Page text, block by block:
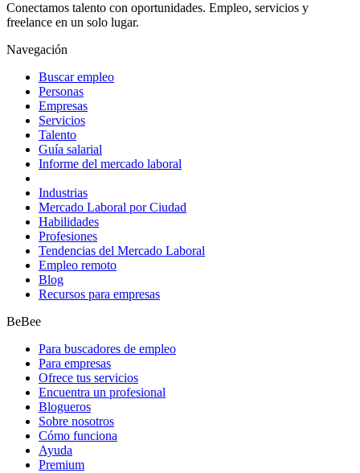
Conectamos talento con oportunidades. Empleo, servicios y
freelance en un solo lugar.
Navegación
Buscar empleo
Personas
Empresas
Servicios
Talento
Guía salarial
Informe del mercado laboral
Industrias
Mercado Laboral por Ciudad
Habilidades
Profesiones
Tendencias del Mercado Laboral
Empleo remoto
Blog
Recursos para empresas
BeBee
Para buscadores de empleo
Para empresas
Ofrece tus servicios
Encuentra un profesional
Blogueros
Sobre nosotros
Cómo funciona
Ayuda
Premium